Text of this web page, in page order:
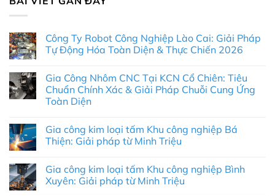
Công Ty Robot Công Nghiệp Lào Cai: Giải Pháp
Tự Động Hóa Toàn Diện & Thực Chiến 2026
bình
luận
ở
Công
Công
Nghiệp
Lào
Pháp
Tự
Động
Gia Công Nhôm CNC Tại KCN Cổ Chiên: Tiêu
Chuẩn Chính Xác & Giải Pháp Chuỗi Cung Ứng
Toàn Diện
bình
luận
Nhôm
CNC
Tại
Gia công kim loại tấm Khu công nghiệp Bá
Thiện: Giải pháp từ Minh Triệu
bình
luận
ở
Gia công kim loại tấm Khu công nghiệp Bình
Xuyên: Giải pháp từ Minh Triệu